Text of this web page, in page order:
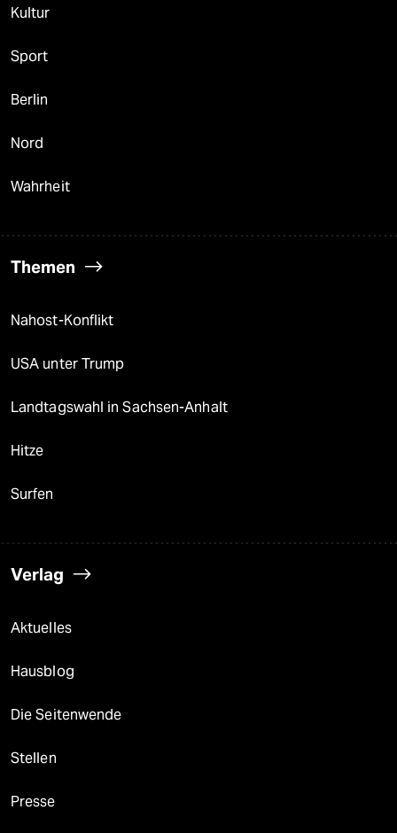
Kultur
Sport
Berlin
Nord
Wahrheit
Themen
Nahost-Konflikt
USA unter Trump
Landtagswahl in Sachsen-Anhalt
Hitze
Surfen
Verlag
Aktuelles
Hausblog
Die Seitenwende
Stellen
Presse